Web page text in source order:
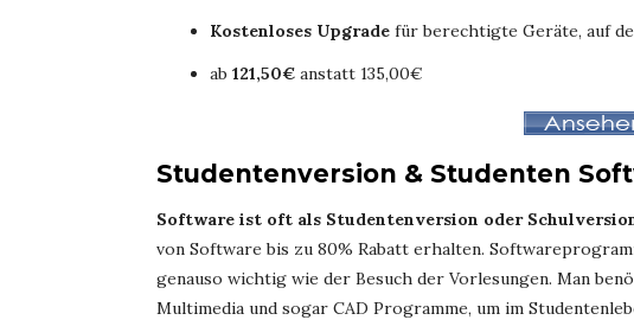
Kostenloses Upgrade für berechtigte Geräte, auf
ab 121,50€ anstatt 135,00€
Studentenversion & Studenten
Software ist oft als Studentenversion oder
von Software bis zu 80% Rabatt erhalten.
genauso wichtig wie der Besuch der Vorlesungen. Man
Multimedia und sogar CAD Programme, um im